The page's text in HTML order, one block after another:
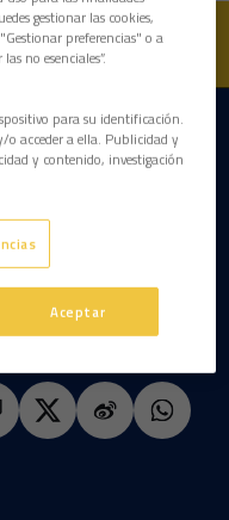
gestionar las cookies,
preferencias" o a
no esenciales”.
para su identificación.
acceder a ella. Publicidad y
y contenido, investigación
Aceptar